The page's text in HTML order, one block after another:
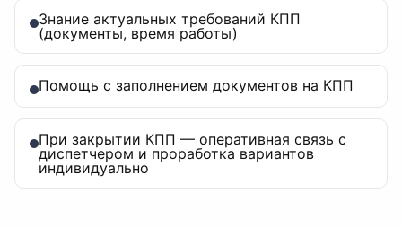
Знание актуальных требований КПП
(документы, время работы)
Помощь с заполнением документов на КПП
При закрытии КПП — оперативная связь с
диспетчером и проработка вариантов
индивидуально